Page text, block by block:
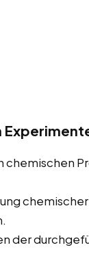
chemischen
der